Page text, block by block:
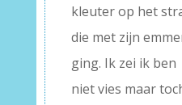
kleuter op het
die met zijn
ging. Ik zei ik ben
niet vies maar